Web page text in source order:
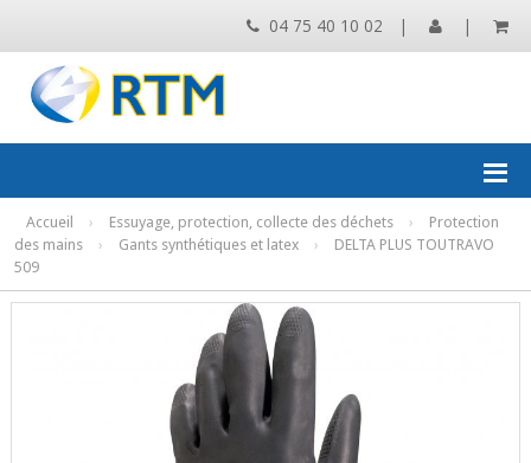
04 75 40 10 02 | |
Accueil › Essuyage, protection, collecte des déchets ›
Protection
des mains
› Gants synthétiques et latex ›
DELTA PLUS TOUTRAVO
509